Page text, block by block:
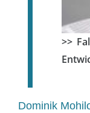
>>
Dominik